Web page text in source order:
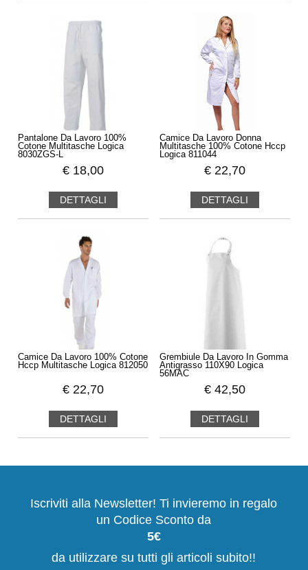
Pantalone Da Lavoro 100%
Cotone Multitasche Logica
8030ZGS-L
€ 18,00
DETTAGLI
Camice Da Lavoro Donna
Multitasche 100% Cotone Hccp
Logica 811044
€ 22,70
DETTAGLI
Camice Da Lavoro 100% Cotone
Hccp Multitasche Logica 812050
€ 22,70
DETTAGLI
Grembiule Da Lavoro In Gomma
Antigrasso 110X90 Logica
56MAC
€ 42,50
DETTAGLI
Iscriviti alla Newsletter! Ti invieremo in regalo
un Codice Sconto da
5€
da utilizzare su tutti gli articoli subito!!